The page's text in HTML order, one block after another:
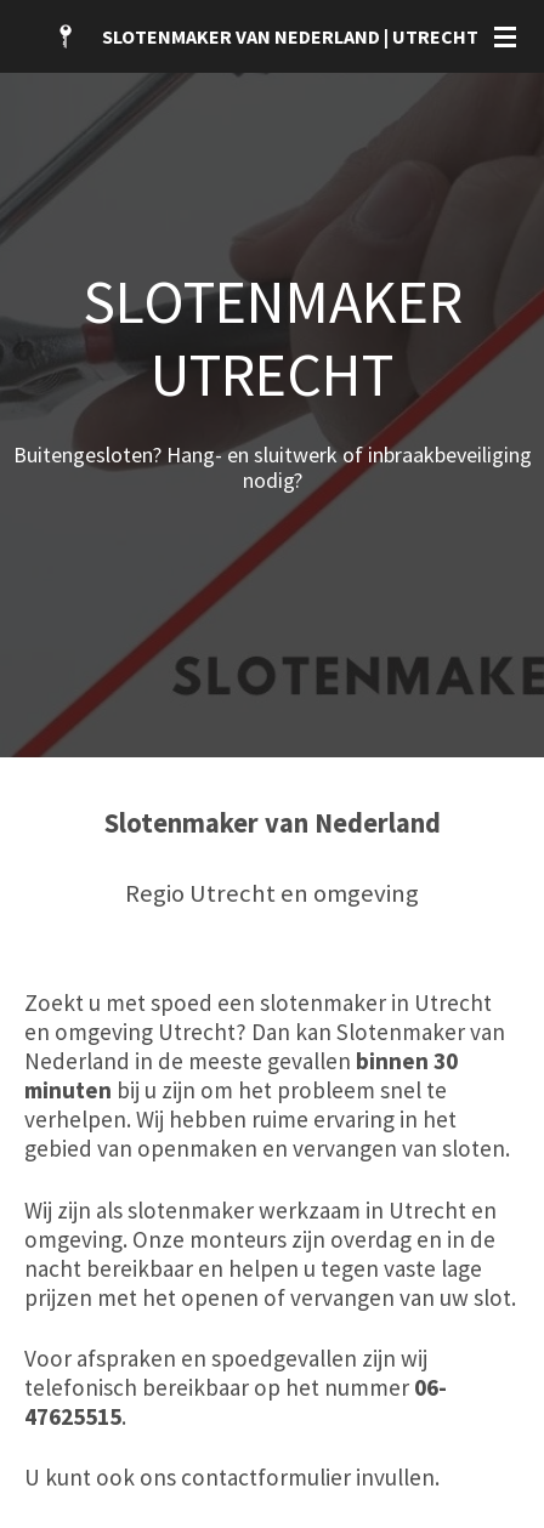
hoofdinhoud
SLOTENMAKER VAN NEDERLAND | UTRECHT
SLOTENMAKER
UTRECHT
Buitengesloten? Hang- en sluitwerk of inbraakbeveiliging
nodig?
Slotenmaker van Nederland
Regio Utrecht en omgeving
Zoekt u met spoed een slotenmaker in Utrecht
en omgeving Utrecht? Dan kan Slotenmaker van
Nederland in de meeste gevallen binnen 30
minuten bij u zijn om het probleem snel te
verhelpen. Wij hebben ruime ervaring in het
gebied van openmaken en vervangen van sloten.
Wij zijn als slotenmaker werkzaam in Utrecht en
omgeving. Onze monteurs zijn overdag en in de
nacht bereikbaar en helpen u tegen vaste lage
prijzen met het openen of vervangen van uw slot.
Voor afspraken en spoedgevallen zijn wij
telefonisch bereikbaar op het nummer 06-
47625515.
U kunt ook ons contactformulier invullen.